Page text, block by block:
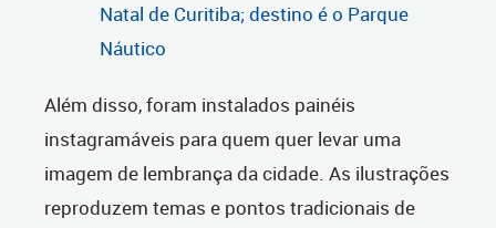
Natal de Curitiba; destino é o Parque
Náutico
Além disso, foram instalados painéis
instagramáveis para quem quer levar uma
imagem de lembrança da cidade. As ilustrações
reproduzem temas e pontos tradicionais de